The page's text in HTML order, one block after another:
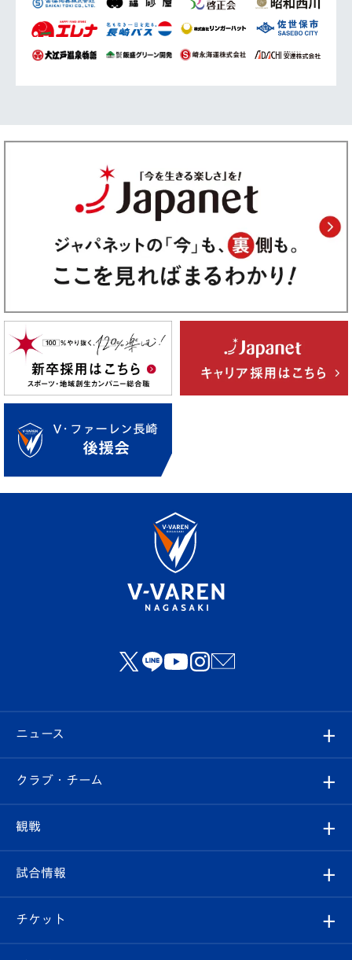
ニュース
すべて
クラブ
試合情報
クラブ・チーム
クラブ概要
エンブレム紹介
観戦
観戦ルール
はじめての観戦ガイド
試合情報
試合日程/結果
チケット